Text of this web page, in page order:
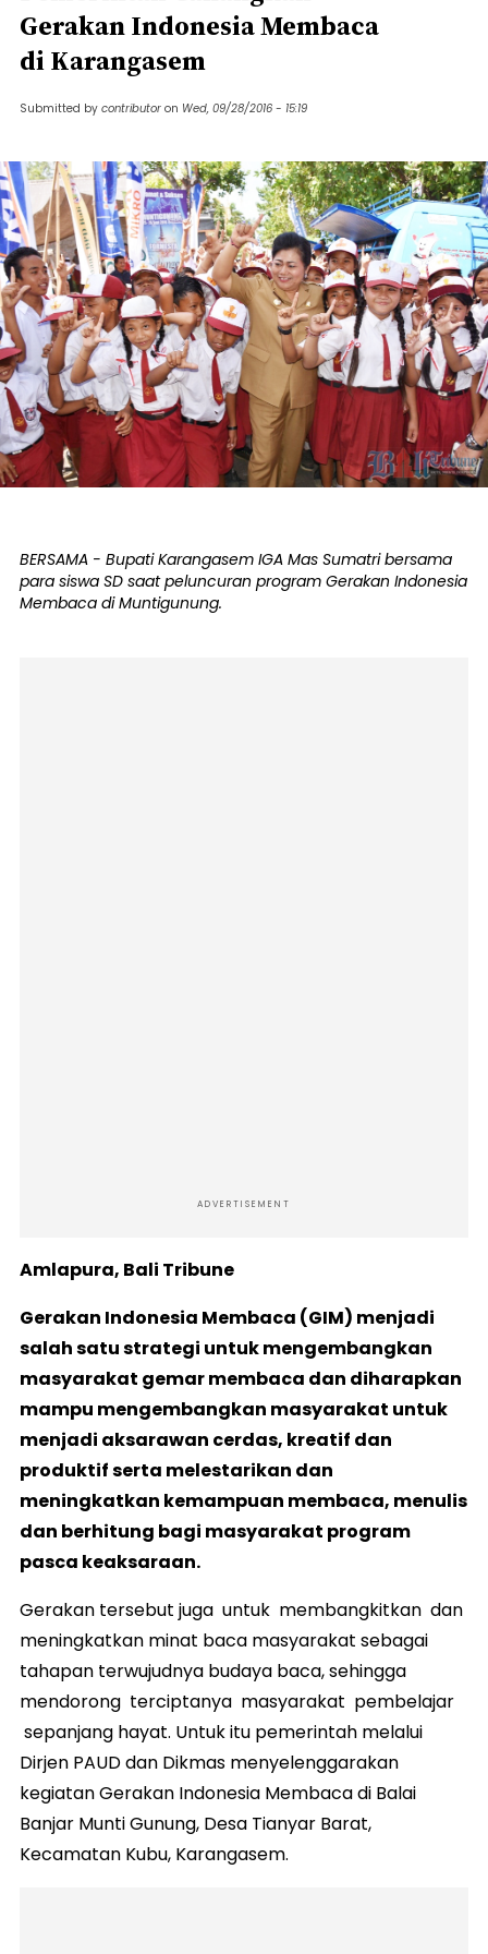
Gerakan Indonesia Membaca
di Karangasem
Submitted by contributor on Wed, 09/28/2016 - 15:19
BERSAMA - Bupati Karangasem IGA Mas Sumatri bersama
para siswa SD saat peluncuran program Gerakan Indonesia
Membaca di Muntigunung.
ADVERTISEMENT
Amlapura, Bali Tribune
Gerakan Indonesia Membaca (GIM) menjadi
salah satu strategi untuk mengembangkan
masyarakat gemar membaca dan diharapkan
mampu mengembangkan masyarakat untuk
menjadi aksarawan cerdas, kreatif dan
produktif serta melestarikan dan
meningkatkan kemampuan membaca, menulis
dan berhitung bagi masyarakat program
pasca keaksaraan.
Gerakan tersebut juga untuk membangkitkan dan
meningkatkan minat baca masyarakat sebagai
tahapan terwujudnya budaya baca, sehingga
mendorong terciptanya masyarakat pembelajar
sepanjang hayat. Untuk itu pemerintah melalui
Dirjen PAUD dan Dikmas menyelenggarakan
kegiatan Gerakan Indonesia Membaca di Balai
Banjar Munti Gunung, Desa Tianyar Barat,
Kecamatan Kubu, Karangasem.